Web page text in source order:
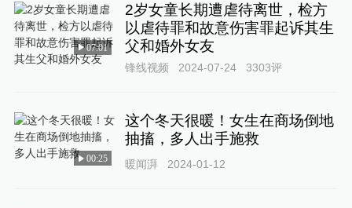
07:01
2岁女童长期遭虐待离世，检方
以虐待罪和故意伤害罪起诉其生
父和婚外女友
锋线视频 2024-07-24 3303评
00:25
这个冬天很暖！女生在商场倒地
抽搐，多人出手施救
暖闻湃 2024-01-12